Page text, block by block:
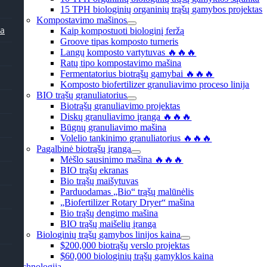
15 TPH biologinių organinių trąšų gamybos projektas
Kompostavimo mašinos
Kaip kompostuoti biologinį feržą
Groove tipas komposto turneris
Langų komposto vartytuvas 🔥🔥🔥
Ratų tipo kompostavimo mašina
Fermentatorius biotrąšų gamybai 🔥🔥🔥
Komposto biofertilizer granuliavimo proceso linija
BIO trąšų granuliatorius
Biotrąšų granuliavimo projektas
Diskų granuliavimo įranga 🔥🔥🔥
Būgnų granuliavimo mašina
Volelio tankinimo granuliatorius 🔥🔥🔥
Pagalbinė biotrąšų įranga
Mėšlo sausinimo mašina 🔥🔥🔥
BIO trąšų ekranas
Bio trąšų maišytuvas
Parduodamas „Bio“ trąšų malūnėlis
„Biofertilizer Rotary Dryer“ mašina
Bio trąšų dengimo mašina
BIO trąšų maišelių įranga
Biologinių trąšų gamybos linijos kaina
$200,000 biotrąšų verslo projektas
$60,000 biologinių trąšų gamyklos kaina